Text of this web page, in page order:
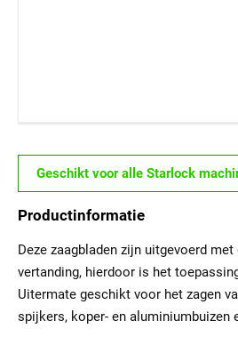
Geschikt voor alle Starlock
Productinformatie
Deze zaagbladen zijn uitgevoerd
vertanding, hierdoor is het
Uitermate geschikt voor het zagen
spijkers, koper- en aluminiumbuizen